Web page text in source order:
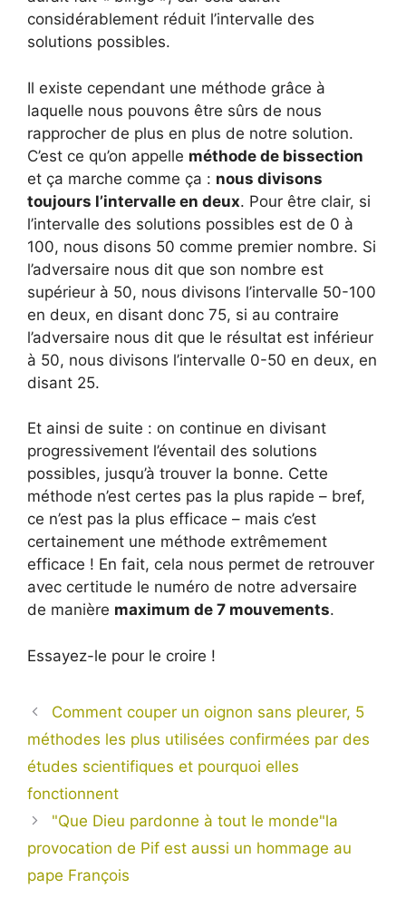
considérablement réduit l’intervalle des
solutions possibles.
Il existe cependant une méthode grâce à
laquelle nous pouvons être sûrs de nous
rapprocher de plus en plus de notre solution.
C’est ce qu’on appelle méthode de bissection
et ça marche comme ça : nous divisons
toujours l’intervalle en deux. Pour être clair, si
l’intervalle des solutions possibles est de 0 à
100, nous disons 50 comme premier nombre. Si
l’adversaire nous dit que son nombre est
supérieur à 50, nous divisons l’intervalle 50-100
en deux, en disant donc 75, si au contraire
l’adversaire nous dit que le résultat est inférieur
à 50, nous divisons l’intervalle 0-50 en deux, en
disant 25.
Et ainsi de suite : on continue en divisant
progressivement l’éventail des solutions
possibles, jusqu’à trouver la bonne. Cette
méthode n’est certes pas la plus rapide – bref,
ce n’est pas la plus efficace – mais c’est
certainement une méthode extrêmement
efficace ! En fait, cela nous permet de retrouver
avec certitude le numéro de notre adversaire
de manière maximum de 7 mouvements.
Essayez-le pour le croire !
Comment couper un oignon sans pleurer, 5
méthodes les plus utilisées confirmées par des
études scientifiques et pourquoi elles
fonctionnent
"Que Dieu pardonne à tout le monde"la
provocation de Pif est aussi un hommage au
pape François